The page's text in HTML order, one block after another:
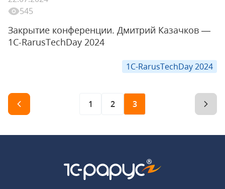
545
Закрытие конференции. Дмитрий Казачков —
1C-RarusTechDay 2024
1C-RarusTechDay 2024
1 2 3